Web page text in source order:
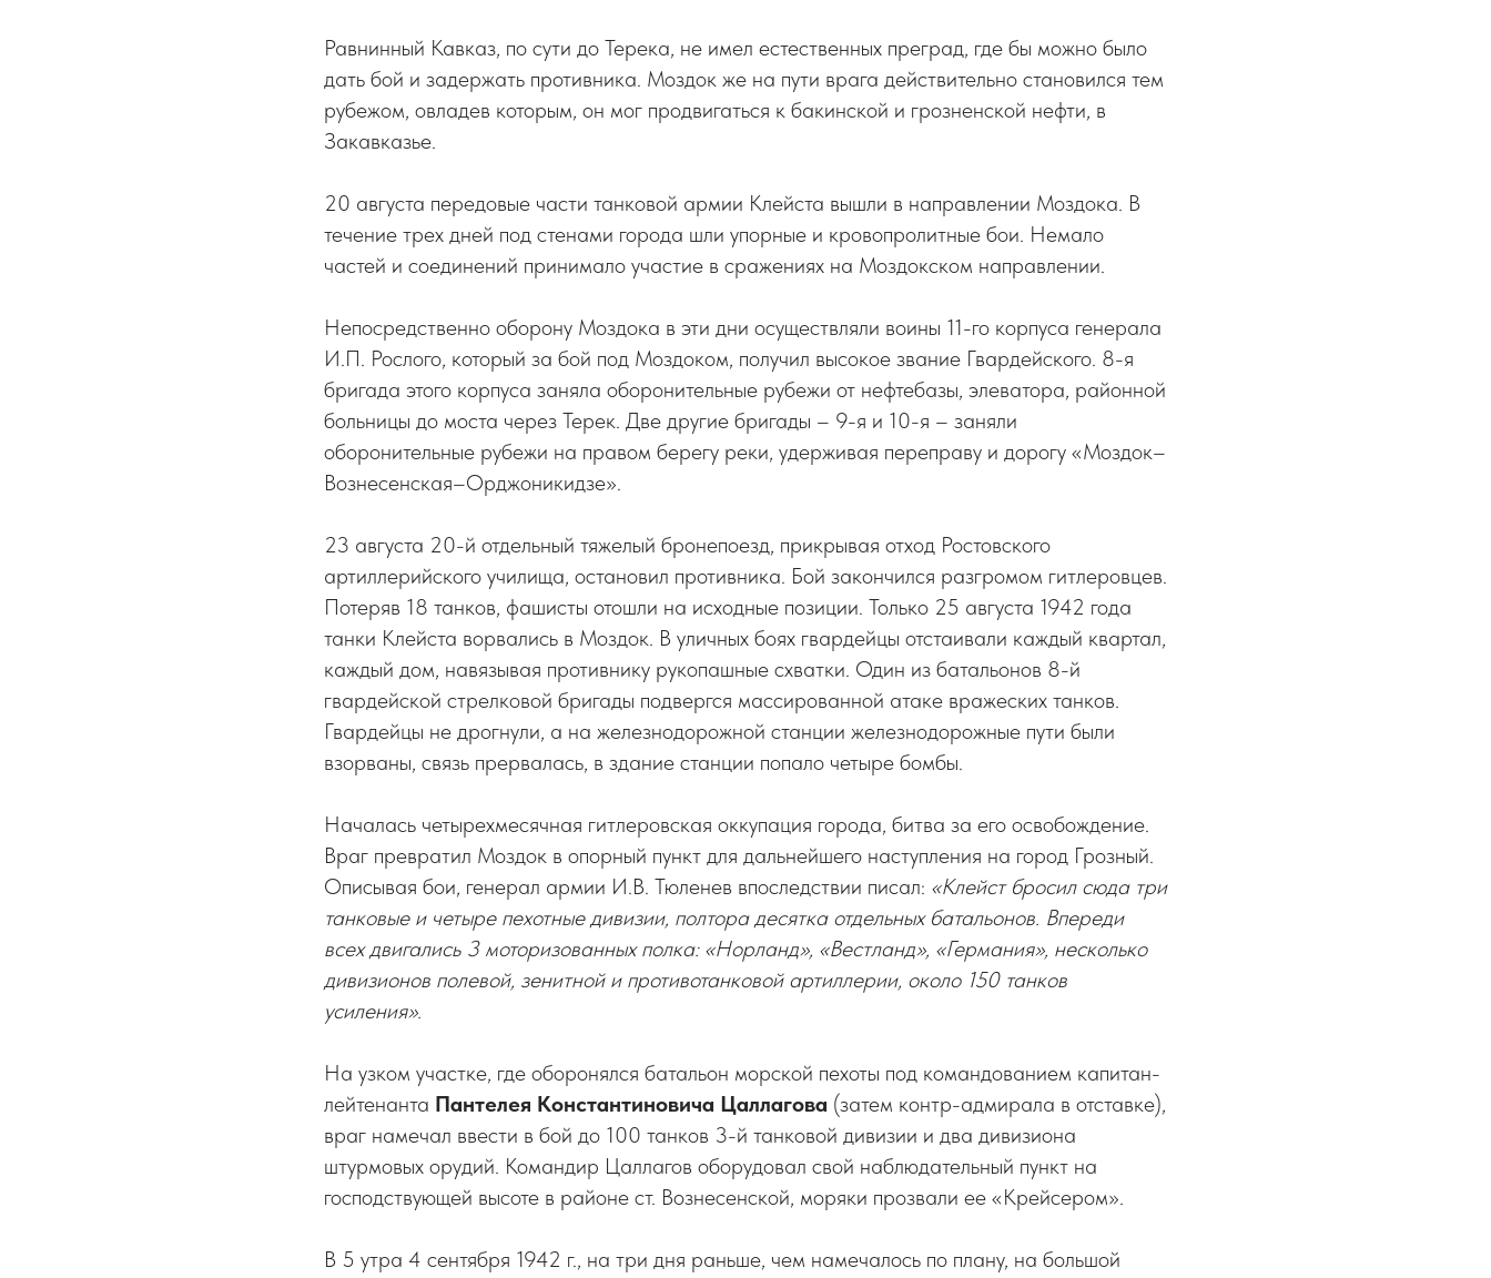
Равнинный Кавказ, по сути до Терека, не имел естественных преград, где бы можно было
дать бой и задержать противника. Моздок же на пути врага действительно становился тем
рубежом, овладев которым, он мог продвигаться к бакинской и грозненской нефти, в
Закавказье.
20 августа передовые части танковой армии Клейста вышли в направлении Моздока. В
течение трех дней под стенами города шли упорные и кровопролитные бои. Немало
частей и соединений принимало участие в сражениях на Моздокском направлении.
Непосредственно оборону Моздока в эти дни осуществляли воины 11-го корпуса генерала
И.П. Рослого, который за бой под Моздоком, получил высокое звание Гвардейского. 8-я
бригада этого корпуса заняла оборонительные рубежи от нефтебазы, элеватора, районной
больницы до моста через Терек. Две другие бригады – 9-я и 10-я – заняли
оборонительные рубежи на правом берегу реки, удерживая переправу и дорогу «Моздок–
Вознесенская–Орджоникидзе».
23 августа 20-й отдельный тяжелый бронепоезд, прикрывая отход Ростовского
артиллерийского училища, остановил противника. Бой закончился разгромом гитлеровцев.
Потеряв 18 танков, фашисты отошли на исходные позиции. Только 25 августа 1942 года
танки Клейста ворвались в Моздок. В уличных боях гвардейцы отстаивали каждый квартал,
каждый дом, навязывая противнику рукопашные схватки. Один из батальонов 8-й
гвардейской стрелковой бригады подвергся массированной атаке вражеских танков.
Гвардейцы не дрогнули, а на железнодорожной станции железнодорожные пути были
взорваны, связь прервалась, в здание станции попало четыре бомбы.
Началась четырехмесячная гитлеровская оккупация города, битва за его освобождение.
Враг превратил Моздок в опорный пункт для дальнейшего наступления на город Грозный.
Описывая бои, генерал армии И.В. Тюленев впоследствии писал: «Клейст бросил сюда три
танковые и четыре пехотные дивизии, полтора десятка отдельных батальонов. Впереди
всех двигались 3 моторизованных полка: «Норланд», «Вестланд», «Германия», несколько
дивизионов полевой, зенитной и противотанковой артиллерии, около 150 танков
усиления».
На узком участке, где оборонялся батальон морской пехоты под командованием капитан-
лейтенанта Пантелея Константиновича Цаллагова (затем контр-адмирала в отставке),
враг намечал ввести в бой до 100 танков 3-й танковой дивизии и два дивизиона
штурмовых орудий. Командир Цаллагов оборудовал свой наблюдательный пункт на
господствующей высоте в районе ст. Вознесенской, моряки прозвали ее «Крейсером».
В 5 утра 4 сентября 1942 г., на три дня раньше, чем намечалось по плану, на большой